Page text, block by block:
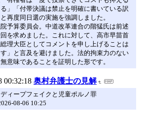
」「付帯決議は禁止を明確に書いている訳
再度同日選の実施を強調しました。
予算委員会。中道改革連合の階猛氏は前述
を求めました。これに対して、高市早苗首
理大臣としてコメントを申し上げることは
」と言及を避けました。法的拘束力のない
意味であることを証明した形です。
00:32:18 奥村弁護士の見解
ィープフェイクと児童ポルノ罪
08-06 10:25